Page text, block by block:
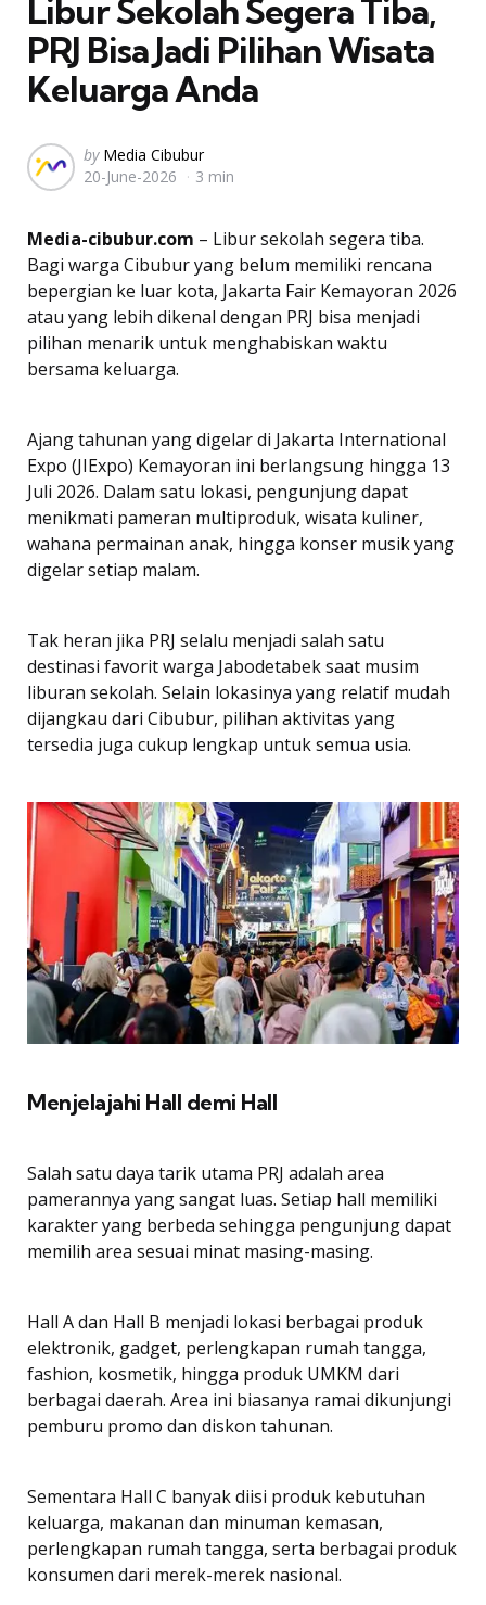
Libur Sekolah Segera Tiba,
PRJ Bisa Jadi Pilihan Wisata
Keluarga Anda
Posted
by
by Media Cibubur
20-June-2026
3 min
Media-cibubur.com – Libur sekolah segera tiba.
Bagi warga Cibubur yang belum memiliki rencana
bepergian ke luar kota, Jakarta Fair Kemayoran 2026
atau yang lebih dikenal dengan PRJ bisa menjadi
pilihan menarik untuk menghabiskan waktu
bersama keluarga.
Ajang tahunan yang digelar di Jakarta International
Expo (JIExpo) Kemayoran ini berlangsung hingga 13
Juli 2026. Dalam satu lokasi, pengunjung dapat
menikmati pameran multiproduk, wisata kuliner,
wahana permainan anak, hingga konser musik yang
digelar setiap malam.
Tak heran jika PRJ selalu menjadi salah satu
destinasi favorit warga Jabodetabek saat musim
liburan sekolah. Selain lokasinya yang relatif mudah
dijangkau dari Cibubur, pilihan aktivitas yang
tersedia juga cukup lengkap untuk semua usia.
Menjelajahi Hall demi Hall
Salah satu daya tarik utama PRJ adalah area
pamerannya yang sangat luas. Setiap hall memiliki
karakter yang berbeda sehingga pengunjung dapat
memilih area sesuai minat masing-masing.
Hall A dan Hall B menjadi lokasi berbagai produk
elektronik, gadget, perlengkapan rumah tangga,
fashion, kosmetik, hingga produk UMKM dari
berbagai daerah. Area ini biasanya ramai dikunjungi
pemburu promo dan diskon tahunan.
Sementara Hall C banyak diisi produk kebutuhan
keluarga, makanan dan minuman kemasan,
perlengkapan rumah tangga, serta berbagai produk
konsumen dari merek-merek nasional.